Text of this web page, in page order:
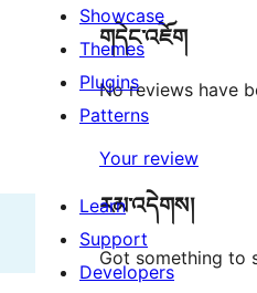
གདེང་འཇོག
No reviews have
Your review
རམ་འདེགས།
Got something to
Showcase
Themes
Plugins
Patterns
Learn
Support
Developers